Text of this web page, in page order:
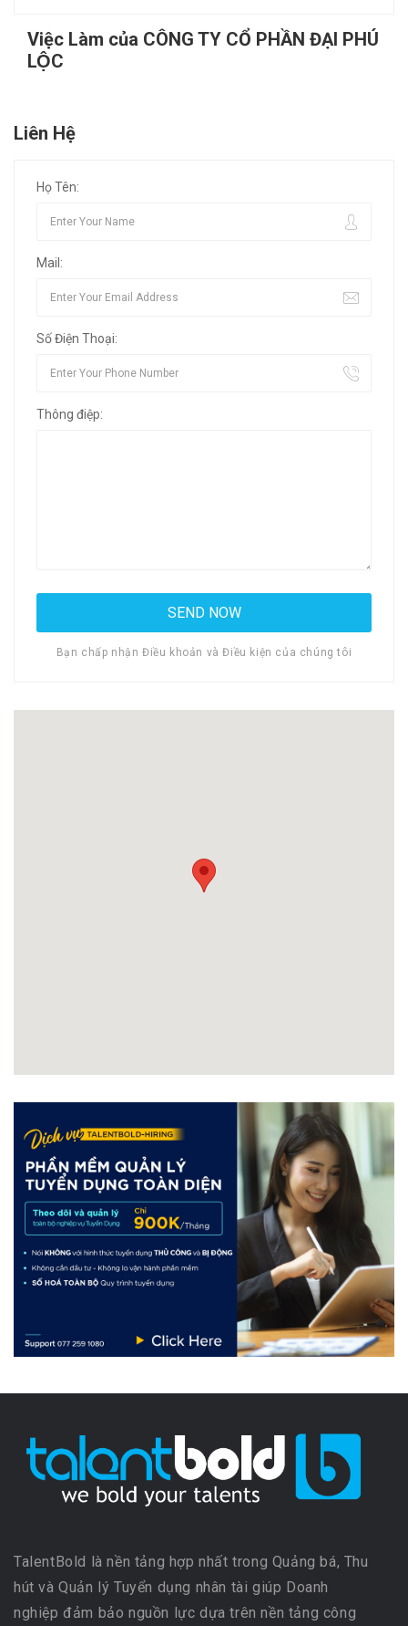
Việc Làm của CÔNG TY CỔ PHẦN ĐẠI PHÚ
LỘC
Liên Hệ
Họ Tên:
Mail:
Số Điện Thoại:
Thông điệp:
Bạn chấp nhận Điều khoản và Điều kiện của chúng tôi
TalentBold là nền tảng hợp nhất trong Quảng bá, Thu
hút và Quản lý Tuyển dụng nhân tài giúp Doanh
nghiệp đảm bảo nguồn lực dựa trên nền tảng công